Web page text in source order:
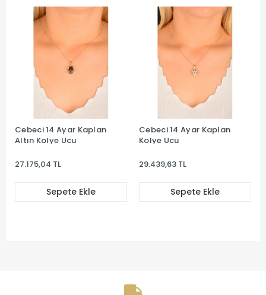
Cebeci 14 Ayar Kaplan
Altın Kolye Ucu
27.175,04 TL
Sepete Ekle
Cebeci 14 Ayar Kaplan
Kolye Ucu
29.439,63 TL
Sepete Ekle